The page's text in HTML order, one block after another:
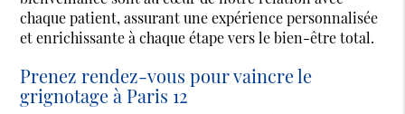
chaque patient, assurant une expérience personnalisée
et enrichissante à chaque étape vers le bien-être total.
Prenez rendez-vous pour vaincre le
grignotage à Paris 12